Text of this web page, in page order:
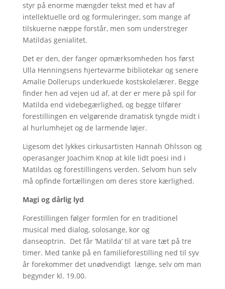
styr på enorme mængder tekst med et hav af
intellektuelle ord og formuleringer, som mange af
tilskuerne næppe forstår, men som understreger
Matildas genialitet.
Det er den, der fanger opmærksomheden hos først
Ulla Henningsens hjertevarme bibliotekar og senere
Amalie Dollerups underkuede kostskolelærer. Begge
finder hen ad vejen ud af, at der er mere på spil for
Matilda end videbegærlighed, og begge tilfører
forestillingen en velgørende dramatisk tyngde midt i
al hurlumhejet og de larmende løjer.
Ligesom det lykkes cirkusartisten Hannah Ohlsson og
operasanger Joachim Knop at kile lidt poesi ind i
Matildas og forestillingens verden. Selvom hun selv
må opfinde fortællingen om deres store kærlighed.
Magi og dårlig lyd
Forestillingen følger formlen for en traditionel
musical med dialog, solosange, kor og
danseoptrin. Det får ’Matilda’ til at vare tæt på tre
timer. Med tanke på en familieforestilling ned til syv
år forekommer det unødvendigt længe, selv om man
begynder kl. 19.00.